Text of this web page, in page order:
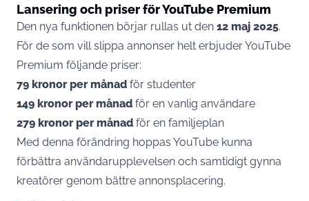
Lansering och priser för YouTube Premium
Den nya funktionen börjar rullas ut den 12 maj 2025.
För de som vill slippa annonser helt erbjuder YouTube
Premium följande priser:
79 kronor per månad för studenter
149 kronor per månad för en vanlig användare
279 kronor per månad för en familjeplan
Med denna förändring hoppas YouTube kunna
förbättra användarupplevelsen och samtidigt gynna
kreatörer genom bättre annonsplacering.